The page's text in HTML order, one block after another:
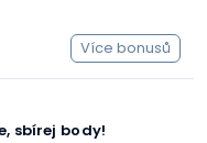
Více bonusů
sbírej body!